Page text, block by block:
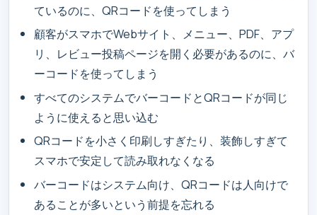
ているのに、QRコードを使ってしまう
顧客がスマホでWebサイト、メニュー、PDF、アプ
リ、レビュー投稿ページを開く必要があるのに、バ
ーコードを使ってしまう
すべてのシステムでバーコードとQRコードが同じ
ように使えると思い込む
QRコードを小さく印刷しすぎたり、装飾しすぎて
スマホで安定して読み取れなくなる
バーコードはシステム向け、QRコードは人向けで
あることが多いという前提を忘れる